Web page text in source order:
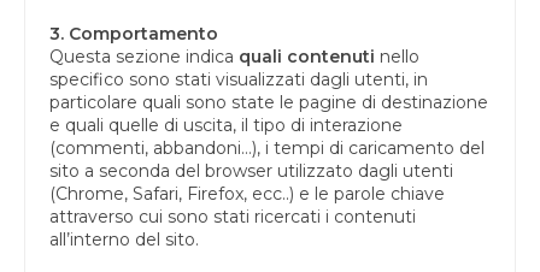
3. Comportamento
Questa sezione indica quali contenuti nello
specifico sono stati visualizzati dagli utenti, in
particolare quali sono state le pagine di destinazione
e quali quelle di uscita, il tipo di interazione
(commenti, abbandoni…), i tempi di caricamento del
sito a seconda del browser utilizzato dagli utenti
(Chrome, Safari, Firefox, ecc..) e le parole chiave
attraverso cui sono stati ricercati i contenuti
all’interno del sito.